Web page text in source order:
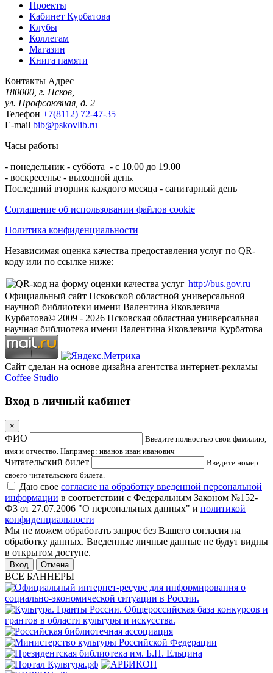
Проекты
Кабинет Курбатова
Клубы
Коллегам
Магазин
Книга памяти
Контакты Адрес
180000, г. Псков,
ул. Профсоюзная, д. 2
Телефон +7(8112) 72-47-35
E-mail bib@pskovlib.ru
Часы работы
- понедельник - суббота - с 10.00 до 19.00
- воскресенье - выходной день.
Последний вторник каждого месяца - санитарный день
Соглашение об использовании файлов cookie
Политика конфиденциальности
Независимая оценка качества предоставления услуг по QR-
коду или по ссылке ниже:
http://bus.gov.ru
Официальный сайт Псковской областной универсальной
научной библиотеки имени Валентина Яковлевича
Курбатова© 2009 - 2026 Псковская областная универсальная
научная библиотека имени Валентина Яковлевича Курбатова
Сайт сделан на основе дизайна агентства интернет-рекламы
Coffee Studio
Вход в личный кабинет
×
ФИО
Введите полностью свои фамилию,
имя и отчество. Например: иванов иван иванович
Читательский билет
Введите номер
своего читательского билета.
Даю свое согласие на обработку введенной персональной
информации в соответствии с Федеральным Законом №152-
ФЗ от 27.07.2006 "О персональных данных" и политикой
конфиденциальности
Мы не можем обработать запрос без Вашего согласия на
обработку данных. Введенные личные данные не будут видны
в открытом доступе.
Отмена
ВСЕ БАННЕРЫ